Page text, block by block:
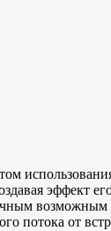
эффект
возможным
потока от